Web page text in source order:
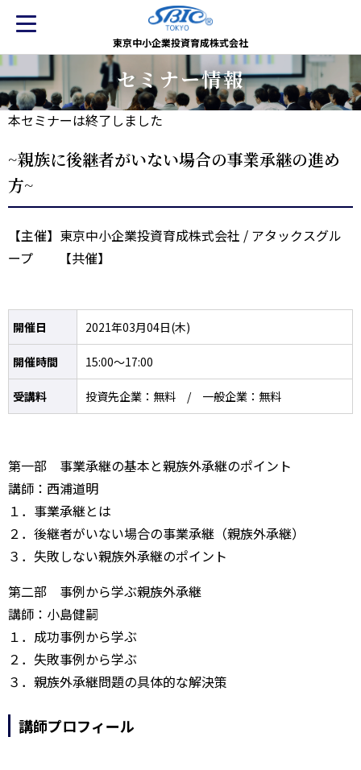
東京中小企業投資育成株式会社
セミナー情報
本セミナーは終了しました
~親族に後継者がいない場合の事業承継の進め
方~
【主催】東京中小企業投資育成株式会社 / アタックスグル
ープ 【共催】
開催日 2021年03月04日(木)
開催時間 15:00～17:00
受講料 投資先企業：無料 / 一般企業：無料
第一部 事業承継の基本と親族外承継のポイント
講師：西浦道明
１．事業承継とは
２．後継者がいない場合の事業承継（親族外承継）
３．失敗しない親族外承継のポイント
第二部 事例から学ぶ親族外承継
講師：小島健嗣
１．成功事例から学ぶ
２．失敗事例から学ぶ
３．親族外承継問題の具体的な解決策
講師プロフィール